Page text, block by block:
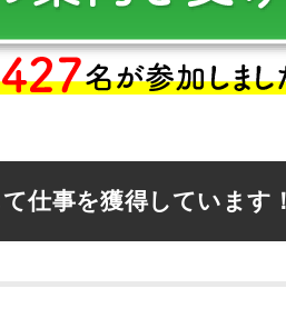
仕事を獲得しています！